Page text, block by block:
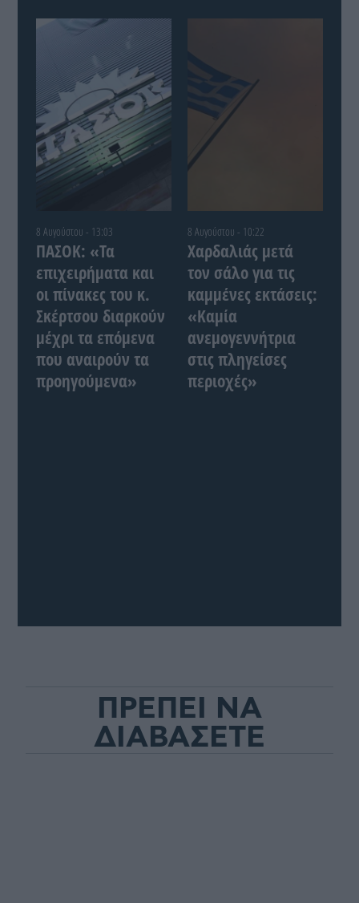
8 Αυγούστου - 13:03
ΠΑΣΟΚ: «Τα
επιχειρήματα και
οι πίνακες του κ.
Σκέρτσου διαρκούν
μέχρι τα επόμενα
που αναιρούν τα
προηγούμενα»
8 Αυγούστου - 10:22
Χαρδαλιάς μετά
τον σάλο για τις
καμμένες εκτάσεις:
«Καμία
ανεμογεννήτρια
στις πληγείσες
περιοχές»
ΠΡΕΠΕΙ ΝΑ
ΔΙΑΒΑΣΕΤΕ